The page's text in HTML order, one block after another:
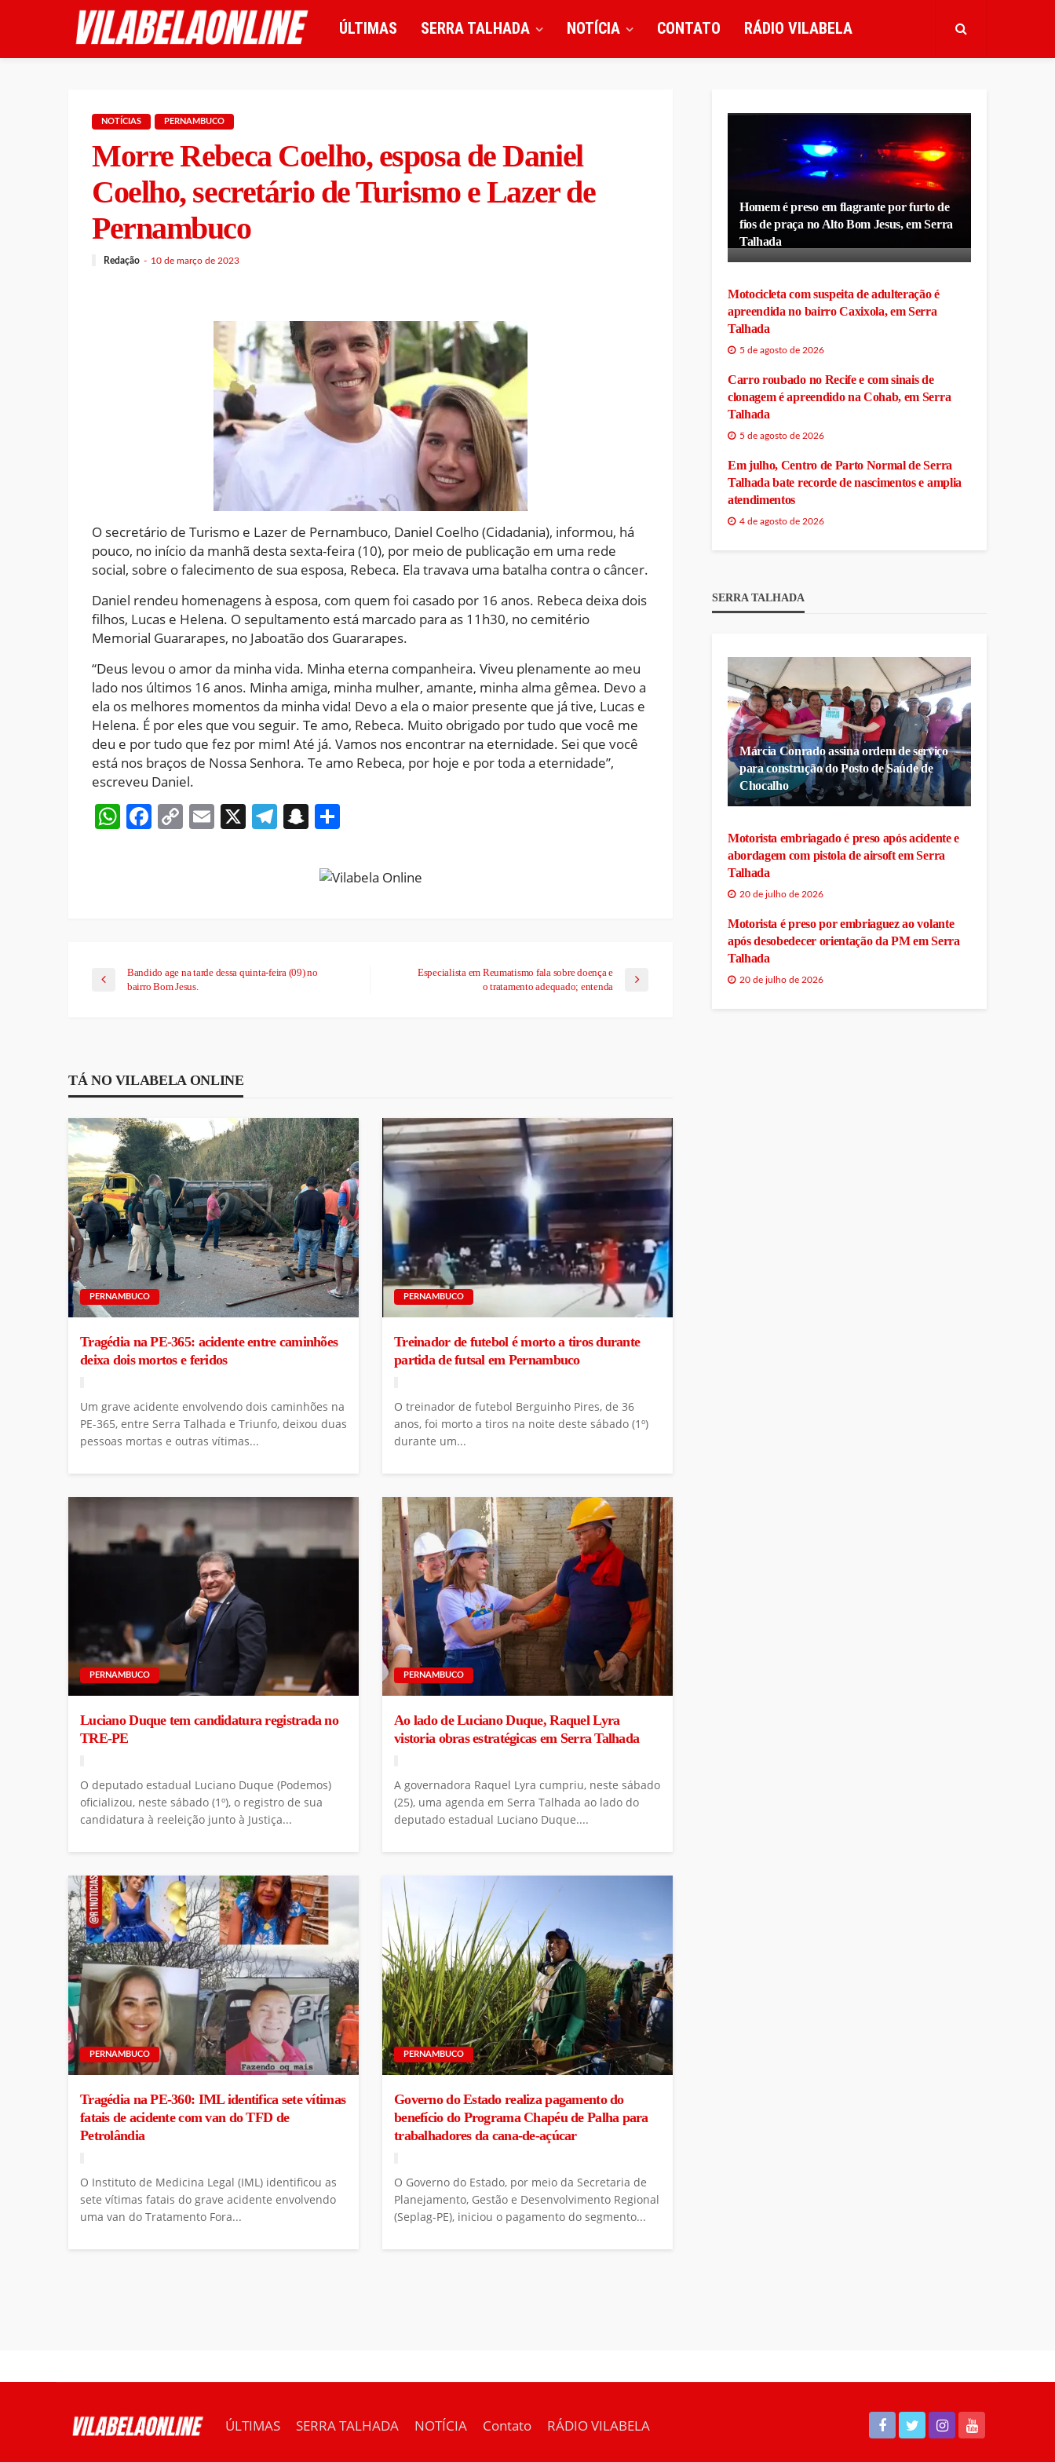
ÚLTIMAS SERRA TALHADA NOTÍCIA CONTATO RÁDIO VILABELA
NOTÍCIAS PERNAMBUCO
Morre Rebeca Coelho, esposa de Daniel
Coelho, secretário de Turismo e Lazer de
Pernambuco
Redação 10 de março de 2023
O secretário de Turismo e Lazer de Pernambuco, Daniel Coelho (Cidadania), informou, há
pouco, no início da manhã desta sexta-feira (10), por meio de publicação em uma rede
social, sobre o falecimento de sua esposa, Rebeca. Ela travava uma batalha contra o câncer.
Daniel rendeu homenagens à esposa, com quem foi casado por 16 anos. Rebeca deixa dois
filhos, Lucas e Helena. O sepultamento está marcado para as 11h30, no cemitério
Memorial Guararapes, no Jaboatão dos Guararapes.
“Deus levou o amor da minha vida. Minha eterna companheira. Viveu plenamente ao meu
lado nos últimos 16 anos. Minha amiga, minha mulher, amante, minha alma gêmea. Devo a
ela os melhores momentos da minha vida! Devo a ela o maior presente que já tive, Lucas e
Helena. É por eles que vou seguir. Te amo, Rebeca. Muito obrigado por tudo que você me
deu e por tudo que fez por mim! Até já. Vamos nos encontrar na eternidade. Sei que você
está nos braços de Nossa Senhora. Te amo Rebeca, por hoje e por toda a eternidade”,
escreveu Daniel.
WhatsApp
Facebook
CopyEmail
X Telegram
Snapchat
Bandido age na tarde dessa quinta-feira (09) no
bairro Bom Jesus.
Especialista em Reumatismo fala sobre doença e
o tratamento adequado; entenda
TÁ NO VILABELA ONLINE
PERNAMBUCO
Tragédia na PE-365: acidente entre caminhões
deixa dois mortos e feridos
Um grave acidente envolvendo dois caminhões na
PE-365, entre Serra Talhada e Triunfo, deixou duas
pessoas mortas e outras vítimas...
PERNAMBUCO
Treinador de futebol é morto a tiros durante
partida de futsal em Pernambuco
O treinador de futebol Berguinho Pires, de 36
anos, foi morto a tiros na noite deste sábado (1º)
durante um...
PERNAMBUCO
Luciano Duque tem candidatura registrada no
TRE-PE
O deputado estadual Luciano Duque (Podemos)
oficializou, neste sábado (1º), o registro de sua
candidatura à reeleição junto à Justiça...
PERNAMBUCO
Ao lado de Luciano Duque, Raquel Lyra
vistoria obras estratégicas em Serra Talhada
A governadora Raquel Lyra cumpriu, neste sábado
(25), uma agenda em Serra Talhada ao lado do
deputado estadual Luciano Duque....
PERNAMBUCO
Tragédia na PE-360: IML identifica sete vítimas
fatais de acidente com van do TFD de
Petrolândia
O Instituto de Medicina Legal (IML) identificou as
sete vítimas fatais do grave acidente envolvendo
uma van do Tratamento Fora...
PERNAMBUCO
Governo do Estado realiza pagamento do
benefício do Programa Chapéu de Palha para
trabalhadores da cana-de-açúcar
O Governo do Estado, por meio da Secretaria de
Planejamento, Gestão e Desenvolvimento Regional
(Seplag-PE), iniciou o pagamento do segmento...
Homem é preso em flagrante por furto de
fios de praça no Alto Bom Jesus, em Serra
Talhada
Motocicleta com suspeita de adulteração é
apreendida no bairro Caxixola, em Serra
Talhada
5 de agosto de 2026
Carro roubado no Recife e com sinais de
clonagem é apreendido na Cohab, em Serra
Talhada
5 de agosto de 2026
Em julho, Centro de Parto Normal de Serra
Talhada bate recorde de nascimentos e amplia
atendimentos
4 de agosto de 2026
SERRA TALHADA
Márcia Conrado assina ordem de serviço
para construção do Posto de Saúde de
Chocalho
Motorista embriagado é preso após acidente e
abordagem com pistola de airsoft em Serra
Talhada
20 de julho de 2026
Motorista é preso por embriaguez ao volante
após desobedecer orientação da PM em Serra
Talhada
20 de julho de 2026
ÚLTIMAS SERRA TALHADA NOTÍCIA Contato RÁDIO VILABELA